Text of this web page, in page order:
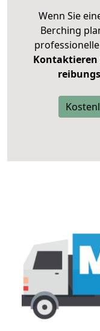
Wenn Sie
Berching
Kontaktieren